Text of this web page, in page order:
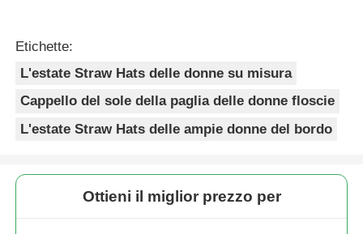
Etichette:
L'estate Straw Hats delle donne su misura
Cappello del sole della paglia delle donne floscie
L'estate Straw Hats delle ampie donne del bordo
Ottieni il miglior prezzo per